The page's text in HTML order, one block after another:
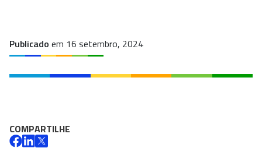
Publicado em 16 setembro, 2024
COMPARTILHE